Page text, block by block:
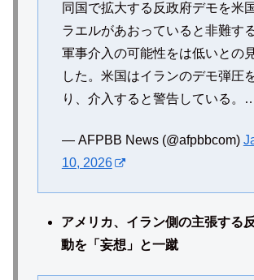
同国で拡大する反政府デモを米
ラエルがあおっていると非難す
軍事介入の可能性をは低いとの
した。米国はイランのデモ弾圧
り、介入すると警告している。
— AFPBB News (@afpbbcom)
10, 2026
アメリカ、イラン側の主張する
動を「妄想」と一蹴